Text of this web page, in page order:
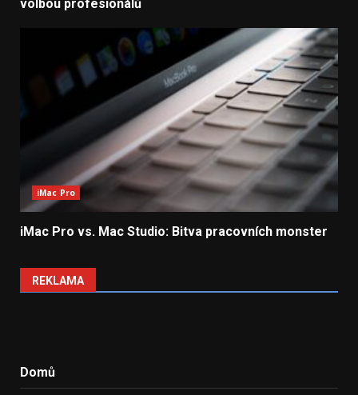
volbou profesionálů
iMac Pro
iMac Pro vs. Mac Studio: Bitva pracovních monster
REKLAMA
Domů